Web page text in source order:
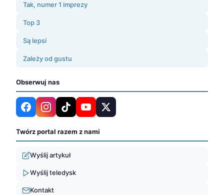
Tak, numer 1 imprezy
Top 3
Są lepsi
Zależy od gustu
Obserwuj nas
Twórz portal razem z nami
Wyślij artykuł
Wyślij teledysk
Kontakt